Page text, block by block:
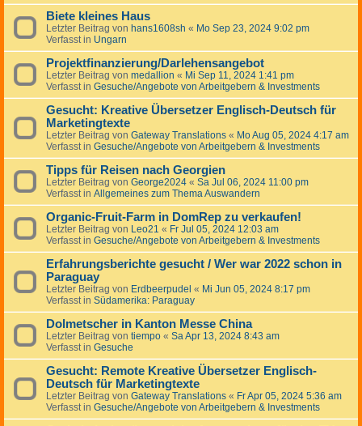
Biete kleines Haus
Letzter Beitrag von hans1608sh « Mo Sep 23, 2024 9:02 pm
Verfasst in Ungarn
Projektfinanzierung/Darlehensangebot
Letzter Beitrag von medallion « Mi Sep 11, 2024 1:41 pm
Verfasst in Gesuche/Angebote von Arbeitgebern & Investments
Gesucht: Kreative Übersetzer Englisch-Deutsch für
Marketingtexte
Letzter Beitrag von Gateway Translations « Mo Aug 05, 2024 4:17 am
Verfasst in Gesuche/Angebote von Arbeitgebern & Investments
Tipps für Reisen nach Georgien
Letzter Beitrag von George2024 « Sa Jul 06, 2024 11:00 pm
Verfasst in Allgemeines zum Thema Auswandern
Organic-Fruit-Farm in DomRep zu verkaufen!
Letzter Beitrag von Leo21 « Fr Jul 05, 2024 12:03 am
Verfasst in Gesuche/Angebote von Arbeitgebern & Investments
Erfahrungsberichte gesucht / Wer war 2022 schon in
Paraguay
Letzter Beitrag von Erdbeerpudel « Mi Jun 05, 2024 8:17 pm
Verfasst in Südamerika: Paraguay
Dolmetscher in Kanton Messe China
Letzter Beitrag von tiempo « Sa Apr 13, 2024 8:43 am
Verfasst in Gesuche
Gesucht: Remote Kreative Übersetzer Englisch-
Deutsch für Marketingtexte
Letzter Beitrag von Gateway Translations « Fr Apr 05, 2024 5:36 am
Verfasst in Gesuche/Angebote von Arbeitgebern & Investments